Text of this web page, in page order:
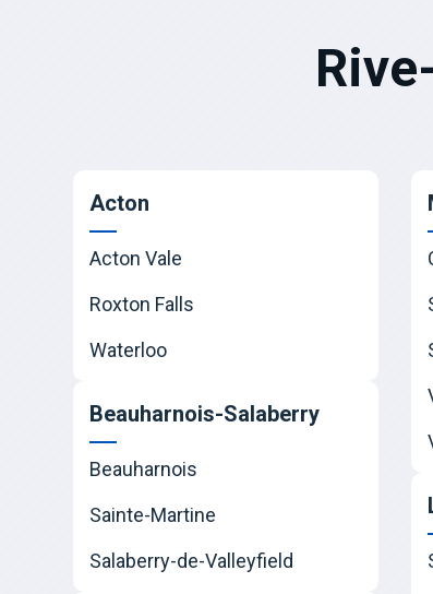
Acton
Acton Vale
Roxton Falls
Waterloo
Beauharnois-Salaberry
Beauharnois
Sainte-Martine
Salaberry-de-Valleyfield